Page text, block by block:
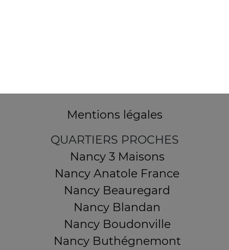
Mentions légales
QUARTIERS PROCHES
Nancy 3 Maisons
Nancy Anatole France
Nancy Beauregard
Nancy Blandan
Nancy Boudonville
Nancy Buthégnemont